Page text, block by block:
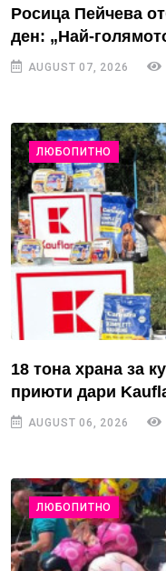
Росица Пейчева
ден: „Най-
AUGUST 07, 2026
ЛЮБОПИТНО
18 тона храна за
приюти дари
AUGUST 06, 2026
ЛЮБОПИТНО